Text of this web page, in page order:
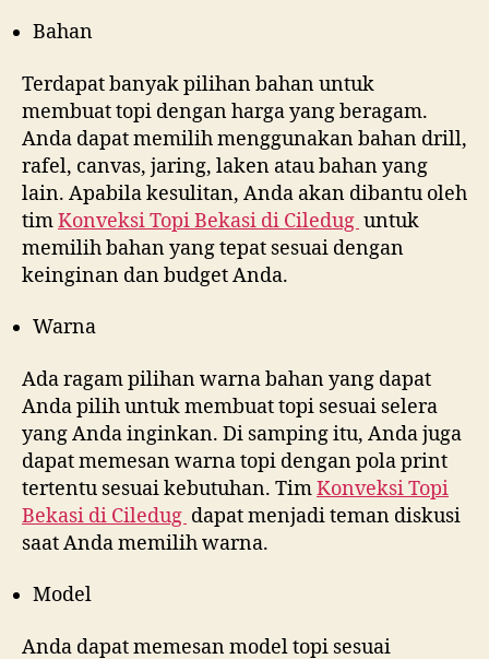
Bahan
Terdapat banyak pilihan bahan untuk
membuat topi dengan harga yang beragam.
Anda dapat memilih menggunakan bahan drill,
rafel, canvas, jaring, laken atau bahan yang
lain. Apabila kesulitan, Anda akan dibantu oleh
timKonveksi Topi Bekasi di Ciledug untuk
memilih bahan yang tepat sesuai dengan
keinginan dan budget Anda.
Warna
Ada ragam pilihan warna bahan yang dapat
Anda pilih untuk membuat topi sesuai selera
yang Anda inginkan. Di samping itu, Anda juga
dapat memesan warna topi dengan pola print
tertentu sesuai kebutuhan. TimKonveksi Topi
Bekasi di Ciledug dapat menjadi teman diskusi
saat Anda memilih warna.
Model
Anda dapat memesan model topi sesuai